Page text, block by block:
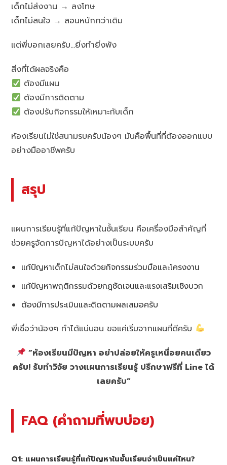
เด็กไม่ส่งงาน → ลงโทษ
เด็กไม่สนใจ → สอนหนักกว่าเดิม
แต่พี่บอกเลยครับ…ยิ่งทำยิ่งพัง
สิ่งที่ได้ผลจริงคือ
ต้องมีแผน
ต้องมีการติดตาม
ต้องปรับกิจกรรมให้เหมาะกับเด็ก
ห้องเรียนไม่ใช่สนามรบครับน้องๆ มันคือพื้นที่ที่ต้องออกแบบ
อย่างมืออาชีพครับ
สรุป
แผนการเรียนรู้ที่แก้ปัญหาในชั้นเรียน คือเครื่องมือสำคัญที่
ช่วยครูจัดการปัญหาได้อย่างเป็นระบบครับ
แก้ปัญหาเด็กไม่สนใจด้วยกิจกรรมร่วมมือและโครงงาน
แก้ปัญหาพฤติกรรมด้วยกฎชัดเจนและแรงเสริมเชิงบวก
ต้องมีการประเมินและติดตามผลเสมอครับ
พี่เชื่อว่าน้องๆ ทำได้แน่นอน ขอแค่เริ่มจากแผนที่ดีครับ
“ห้องเรียนมีปัญหา อย่าปล่อยให้ครูเหนื่อยคนเดียว
ครับ! รับทำวิจัย วางแผนการเรียนรู้ ปรึกษาฟรีที่ Line ได้
เลยครับ”
FAQ (คำถามที่พบบ่อย)
Q1: แผนการเรียนรู้ที่แก้ปัญหาในชั้นเรียนจำเป็นแค่ไหน?